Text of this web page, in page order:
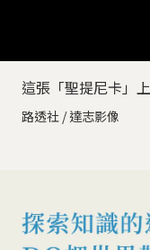
這張「聖提尼卡」
路透社 / 達志影像